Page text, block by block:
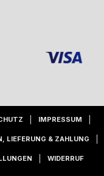
IMPRESSUM
LIEFERUNG & ZAHLUNG
WIDERRUF